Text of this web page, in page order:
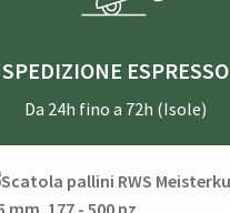
SPEDIZIONE ESPRESSO
Da 24h fino a 72h (Isole)